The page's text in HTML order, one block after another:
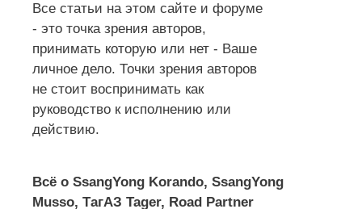
Все статьи на этом сайте и форуме
- это точка зрения авторов,
принимать которую или нет - Ваше
личное дело. Точки зрения авторов
не стоит воспринимать как
руководство к исполнению или
действию.
Всё о SsangYong Korando, SsangYong
Musso, ТагАЗ Tager, Road Partner